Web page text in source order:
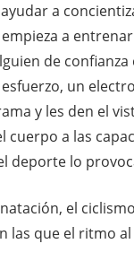
a
a
de confianza
un
y les den el
cuerpo a las
deporte lo
el
las que el ritmo